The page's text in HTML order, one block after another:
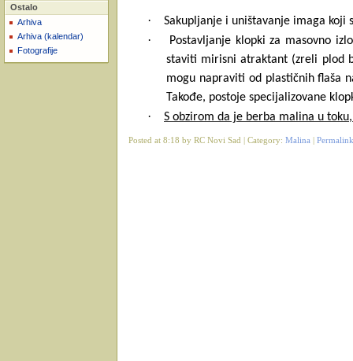
Ostalo
Arhiva
Arhiva (kalendar)
Fotografije
· Sakupljanje i uništavanje imaga
·
Postavljanje klopki za masovno
staviti mirisni atraktant (zreli plod
mogu napraviti od plastičnih flaša
Takođe, postoje specijalizovane
· S obzirom da je berba malina u
Posted at 8:18 by RC Novi Sad | Category: Malina Permalink